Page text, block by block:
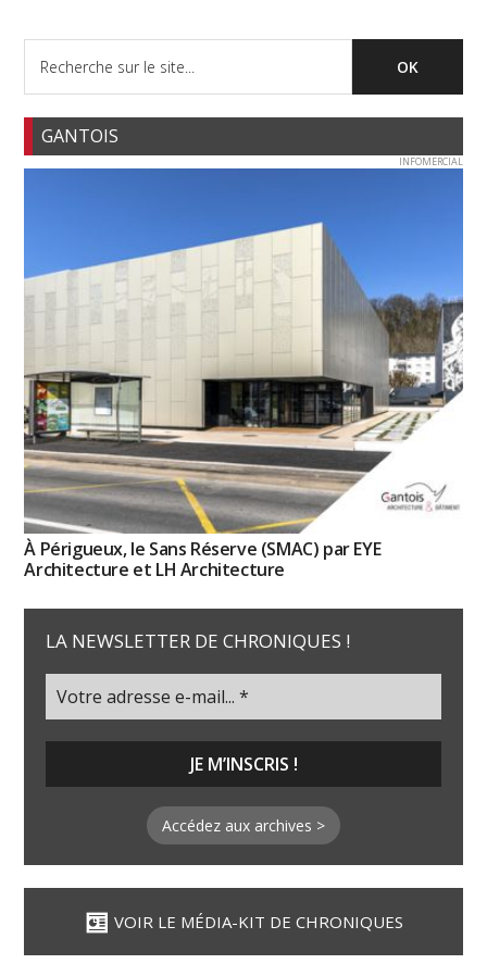
GANTOIS
INFOMERCIAL
À Périgueux, le Sans Réserve (SMAC) par EYE
Architecture et LH Architecture
LA NEWSLETTER DE CHRONIQUES !
Accédez aux archives >
VOIR LE MÉDIA-KIT DE CHRONIQUES